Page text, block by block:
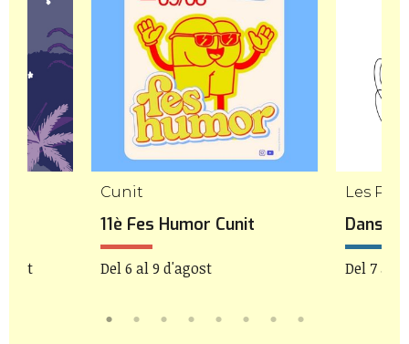
Cunit
11è Fes Humor Cunit
Del 6 al 9 d'agost
Les
Del 7 al